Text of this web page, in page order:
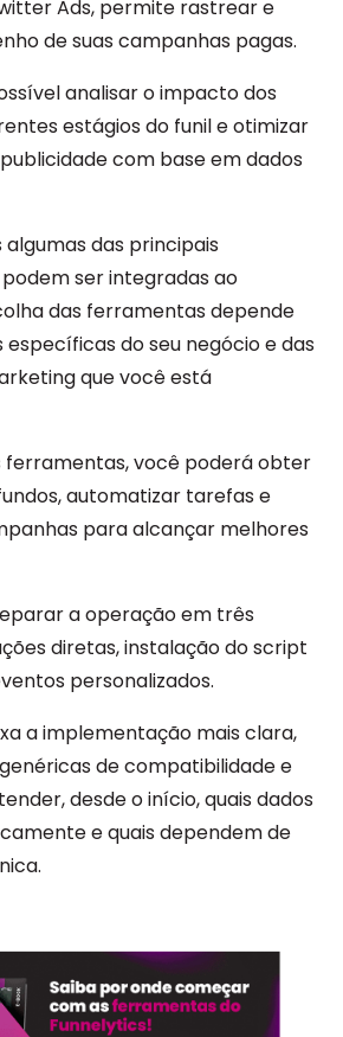
Ads, permite rastrear e
de suas campanhas pagas.
analisar o impacto dos
estágios do funil e otimizar
com base em dados
algumas das principais
ser integradas ao
das ferramentas depende
específicas do seu negócio e das
que você está
ferramentas, você poderá obter
automatizar tarefas e
para alcançar melhores
a operação em três
diretas, instalação do script
personalizados.
a implementação mais clara,
de compatibilidade e
desde o início, quais dados
e quais dependem de